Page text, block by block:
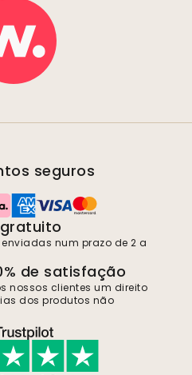
seguros
num prazo de 2 a
de satisfação
nossos clientes um direito
dos produtos não